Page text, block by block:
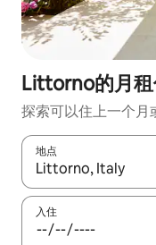
Littorno的月
探索可以住上一个月
地点
如有搜索结果，请使
入住